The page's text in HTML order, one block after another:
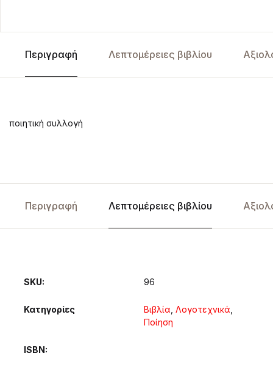
Περιγραφή Λεπτομέρειες βιβλίου
ποιητική συλλογή
Περιγραφή Λεπτομέρειες βιβλίου
SKU: 96
Κατηγορίες Βιβλία Λογοτεχνικά
Ποίηση
ISBN